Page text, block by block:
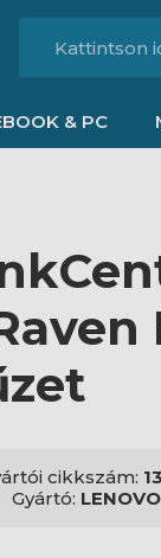
& PC
cikkszám:
Gyártó: LENOVO